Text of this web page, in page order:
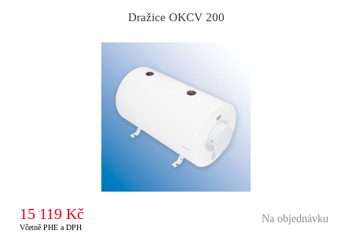
Dražice OKCV 200
15 119 Kč
Včetně PHE a DPH
Na objednávku